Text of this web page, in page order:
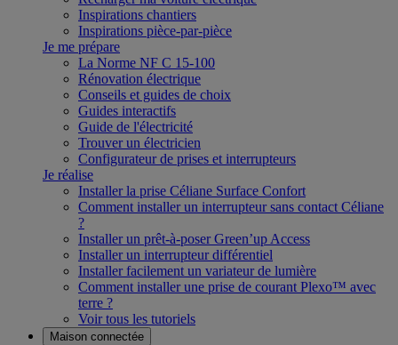
Inspirations chantiers
Inspirations pièce-par-pièce
Je me prépare
La Norme NF C 15-100
Rénovation électrique
Conseils et guides de choix
Guides interactifs
Guide de l'électricité
Trouver un électricien
Configurateur de prises et interrupteurs
Je réalise
Installer la prise Céliane Surface Confort
Comment installer un interrupteur sans contact Céliane
?
Installer un prêt-à-poser Green’up Access
Installer un interrupteur différentiel
Installer facilement un variateur de lumière
Comment installer une prise de courant Plexo™ avec
terre ?
Voir tous les tutoriels
Maison connectée